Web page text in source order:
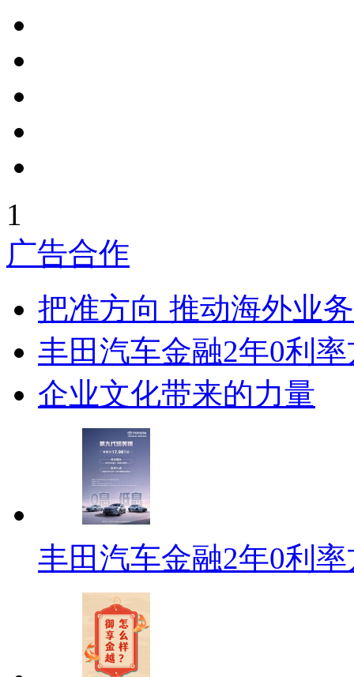
1
广告合作
把准方向 推动海外业
丰田汽车金融2年0利
企业文化带来的力量
丰田汽车金融2年0利